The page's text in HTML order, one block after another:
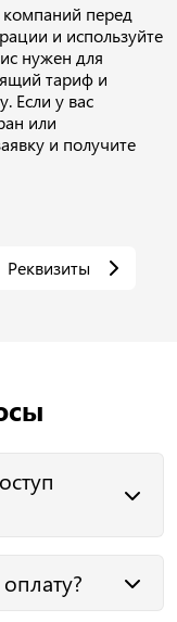
перед
и используйте
нужен для
тариф и
Если у вас
или
и получите
Реквизиты
дней. Срок
поступления